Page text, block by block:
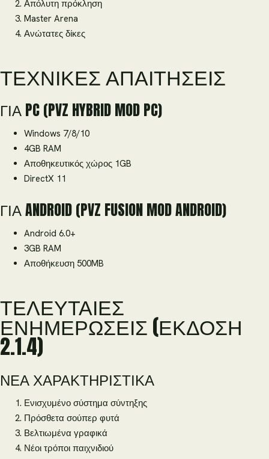
Απόλυτη πρόκληση
Master Arena
Ανώτατες δίκες
ΤΕΧΝΙΚΈΣ ΑΠΑΙΤΉΣΕΙΣ
ΓΙΑ PC (PVZ HYBRID MOD PC)
Windows 7/8/10
4GB RAM
Αποθηκευτικός χώρος 1GB
DirectX 11
ΓΙΑ ANDROID (PVZ FUSION MOD ANDROID)
Android 6.0+
3GB RAM
Αποθήκευση 500MB
ΤΕΛΕΥΤΑΊΕΣ
ΕΝΗΜΕΡΏΣΕΙΣ (ΈΚΔΟΣΗ
2.1.4)
ΝΈΑ ΧΑΡΑΚΤΗΡΙΣΤΙΚΆ
Ενισχυμένο σύστημα σύντηξης
Πρόσθετα σούπερ φυτά
Βελτιωμένα γραφικά
Νέοι τρόποι παιχνιδιού